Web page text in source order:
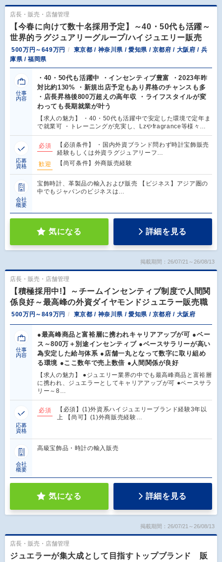
店長・販売・店舗管理
【今春に向けて数十名採用予定】～40・50代も活躍～
世界的ラグジュアリーグループ/ハイジュエリー販売
500万円～649万円
東京都 / 神奈川県 / 愛知県 / 京都府 / 大阪府 / 兵
庫県 / 福岡県
仕事
内容
・40・50代も活躍中 ・インセンティブ豊富 ・2023年昨
対比約130% ・新規出店予定もあり昇格のチャンスも多
・店長昇格後800万超えの高年収 ・ライフスタイルが変
わっても長期就業が叶う
【求人の魅力】 ・40・50代も活躍中で安定した環境で定年ま
で就業可 ・トレーニングが充実し、Lzやfragrance等様々…
応募
資格
必須
【必須条件】 ・国内外資ブランド問わず時計宝飾販売
経験もしくは外資ラグジュアリーフ…
歓迎
【尚可条件】外商販売経験
会社
概要
宝飾時計、革製品の輸入および販売 【ビジネス】アジア圏の
中でもジャパンのビジネスは…
気になる 詳細を見る
掲載期間：26/07/21～26/08/13
店長・販売・店舗管理
【積極採用中!】～チームインセンティブ制度で人間関
係良好～最高峰の外資ダイヤモンドジュエラー販売職
500万円～849万円 東京都 / 神奈川県 / 愛知県 / 京都府 / 大阪府
仕事
内容
●最高峰商品と富裕層に携われキャリアアップが可 ●ベー
ス～800万＋別途インセンティブ ●ベースサラリーが高い
為安定した給与体系 ●店舗一丸となって数字に取り組め
る環境 ●ここ数年で売上数倍 ●人間関係が良好
【求人の魅力】 ●ジュエリー業界の中でも最高峰商品と富裕層
に携われ、ジュエラーとしてキャリアアップが可 ●ベースサラ
リー～8…
応募
資格
必須
【必須】(1)外資系ハイジュエリーブランド経験3年以
上 【尚可】(1)外商販売経験…
会社
概要
高級宝飾品・時計の輸入販売
気になる 詳細を見る
掲載期間：26/07/21～26/08/13
店長・販売・店舗管理
ジュエラーが集大成として目指すトップブランド 販